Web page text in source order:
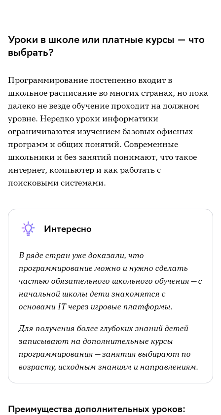
строк кода
Можно ли обойтись без вложений
Что ещё почитать на тему
Уроки в школе или платные курсы — что
выбрать?
Программирование постепенно входит в
школьное расписание во многих странах, но пока
далеко не везде обучение проходит на должном
уровне. Нередко уроки информатики
ограничиваются изучением базовых офисных
программ и общих понятий. Современные
школьники и без занятий понимают, что такое
интернет, компьютер и как работать с
поисковыми системами.
Интересно
В ряде стран уже доказали, что
программирование можно и нужно сделать
частью обязательного школьного обучения — с
начальной школы дети знакомятся с
основами IT через игровые платформы.
Для получения более глубоких знаний детей
записывают на дополнительные курсы
программирования — занятия выбирают по
возрасту, исходным знаниям и направлениям.
Преимущества дополнительных уроков: